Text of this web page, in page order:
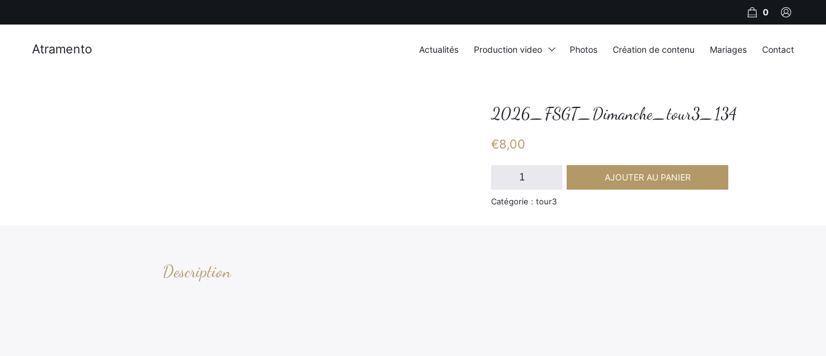
2026_FSGT_Dimanche_tour3_134
€8,00
quantité
2026_FSGT_Dimanche_tour3_134
AJOUTER AU PANIER
Catégorie : tour3
Description
0
Atramento Actualités Production video Photos Création de contenu Mariages Contact